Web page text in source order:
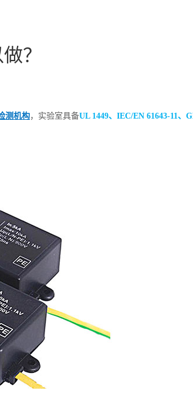
？
测机构，实验室具备UL 1449、IEC/EN 61643-11、